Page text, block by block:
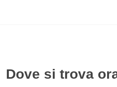
Dove si trova